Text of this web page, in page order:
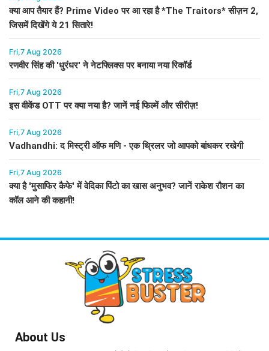
क्या आप तैयार हैं? Prime Video पर आ रहा है *The Traitors* सीज़न 2,
जिसमें दिखेंगे ये 21 सितारे!
Fri,7 Aug 2026
रणवीर सिंह की 'धुरंधर' ने नेटफ्लिक्स पर बनाया नया रिकॉर्ड
Fri,7 Aug 2026
इस वीकेंड OTT पर क्या नया है? जानें नई फिल्में और सीरीज़!
Fri,7 Aug 2026
Vadhandhi: द मिस्ट्री ऑफ मणि - एक थ्रिलर जो आपको बांधकर रखेगी
Fri,7 Aug 2026
क्या है 'मुसाफिर कैफे' में वेदिका पिंटो का खास अनुभव? जानें राकेश रौशन का
कॉल आने की कहानी!
About Us